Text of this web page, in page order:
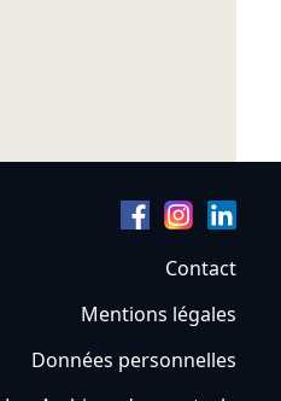
Contact
Mentions légales
Données personnelles